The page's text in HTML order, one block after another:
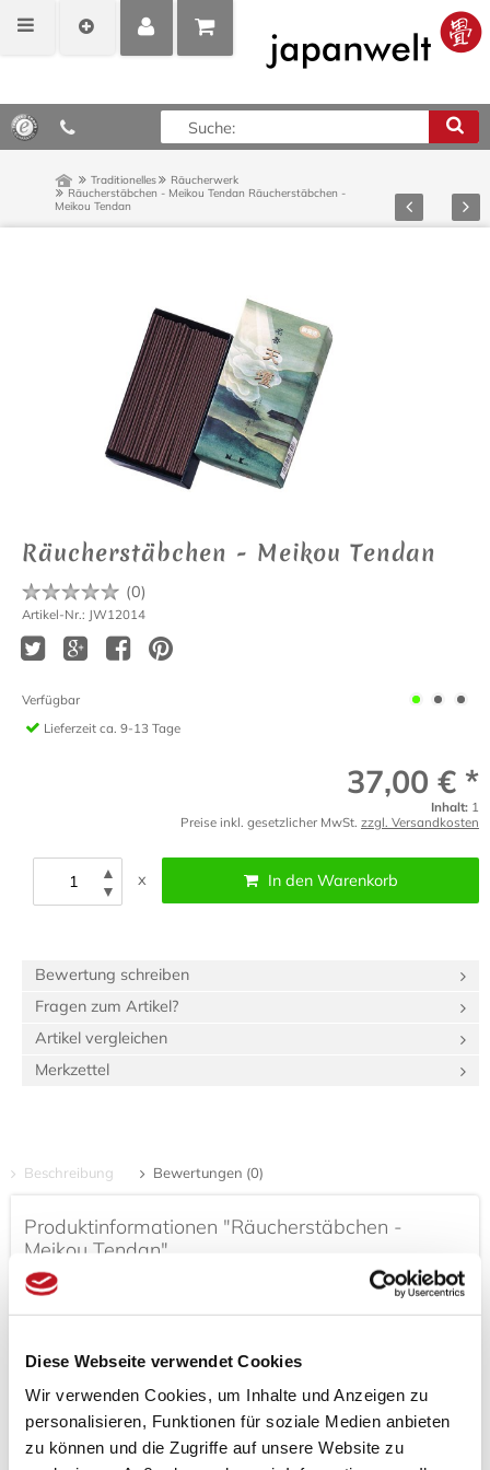
Diese Webseite verwendet Cookies
Wir verwenden Cookies, um Inhalte und Anzeigen zu
personalisieren, Funktionen für soziale Medien anbieten
zu können und die Zugriffe auf unsere Website zu
MEIN
POSITIONEN
ANZEIGEN
0,00 €*
Traditionelles
Räucherwerk
Räucherstäbchen - Meikou Tendan Räucherstäbchen -
Meikou Tendan
Zurück Vor
Räucherstäbchen - Meikou Tendan
(0)
Artikel-Nr.: JW12014
Verfügbar
Lieferzeit ca. 9-13 Tage
37,00 € *
Inhalt: 1
Preise inkl. gesetzlicher MwSt. zzgl. Versandkosten
▲
▼
x In den Warenkorb
Bewertung schreiben
Fragen zum Artikel?
Artikel vergleichen
Merkzettel
Beschreibung Bewertungen (0)
Produktinformationen "Räucherstäbchen -
Meikou Tendan"
Spezifikationen
Höhe:
2 cm
Gewicht:
70 g
Die Räucherstäbchen "Meikou Tendan" haben den